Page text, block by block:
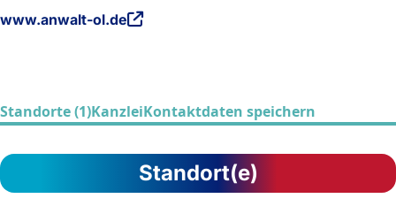
www.anwalt-ol.de
Standorte (1)KanzleiKontaktdaten speichern
Standort(e)